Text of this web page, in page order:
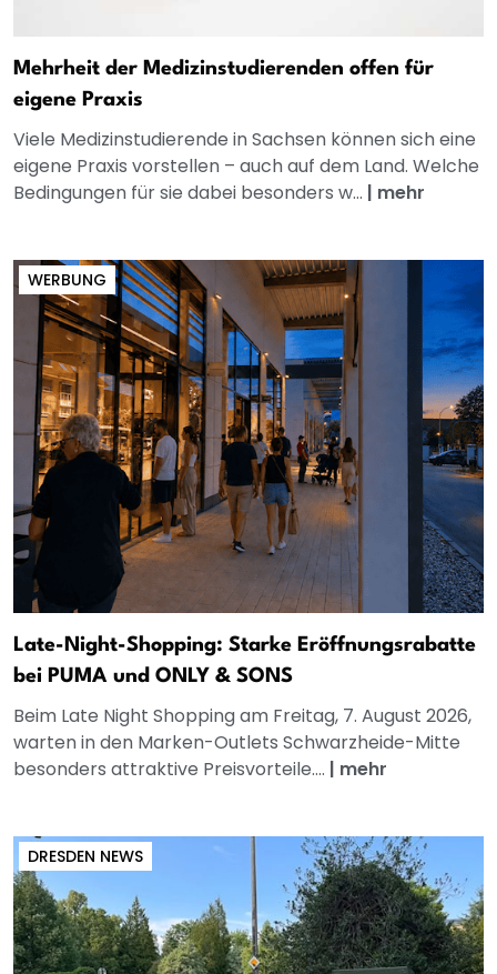
Mehrheit der Medizinstudierenden offen für
eigene Praxis
Viele Medizinstudierende in Sachsen können sich eine
eigene Praxis vorstellen – auch auf dem Land. Welche
Bedingungen für sie dabei besonders w... | mehr
WERBUNG
Late-Night-Shopping: Starke Eröffnungsrabatte
bei PUMA und ONLY & SONS
Beim Late Night Shopping am Freitag, 7. August 2026,
warten in den Marken-Outlets Schwarzheide-Mitte
besonders attraktive Preisvorteile.... | mehr
DRESDEN NEWS